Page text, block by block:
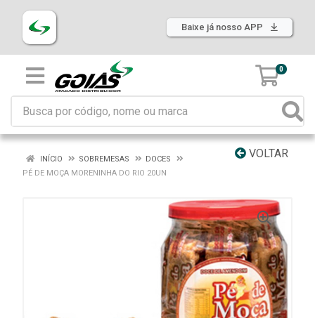
Baixe já nosso APP
0
VOLTAR
INÍCIO SOBREMESAS
DOCES
PÉ DE MOÇA MORENINHA DO RIO 20UN